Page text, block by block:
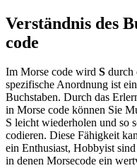
Verständnis des
code
Im Morse code wird S durch
spezifische Anordnung ist
Buchstaben. Durch das
in Morse code können Sie
S leicht wiederholen und so
codieren. Diese Fähigkeit
ein Enthusiast, Hobbyist
in denen Morsecode ein